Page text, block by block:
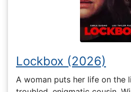
Lockbox (2026)
A woman puts her life on the